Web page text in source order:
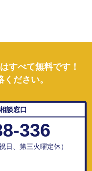
すべて無料です！
ださい。
談窓口
336
日、第三火曜定休）